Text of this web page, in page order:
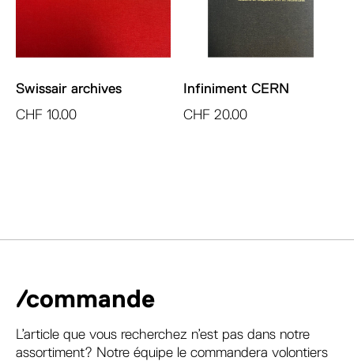
Swissair archives
CHF 10.00
Infiniment CERN
CHF 20.00
/commande
L’article que vous recherchez n’est pas dans notre
assortiment? Notre équipe le commandera volontiers